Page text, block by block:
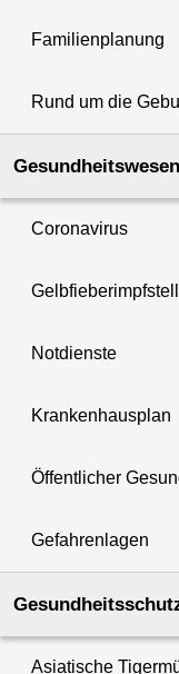
Familienplanung
Rund um die
Gesundheits­wesen
Coronavirus
Notdienste
Krankenhausplan
Öffentlicher
Gefahrenlagen
Asiatische